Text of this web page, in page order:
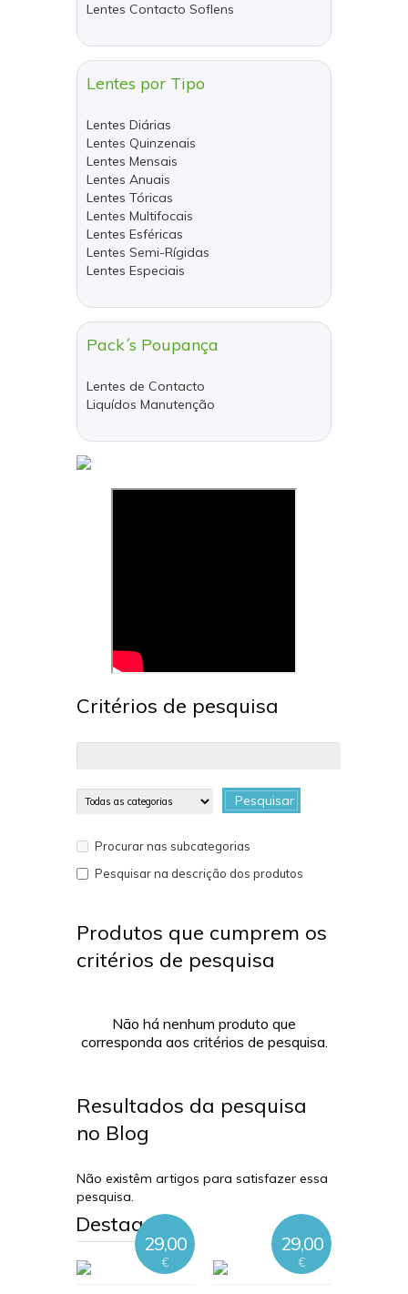
Lentes Contacto Soflens
Lentes por Tipo
Lentes Diárias
Lentes Quinzenais
Lentes Mensais
Lentes Anuais
Lentes Tóricas
Lentes Multifocais
Lentes Esféricas
Lentes Semi-Rígidas
Lentes Especiais
Pack´s Poupança
Lentes de Contacto
Liquídos Manutenção
Critérios de pesquisa
Pesquisar
Procurar nas subcategorias
Pesquisar na descrição dos produtos
Produtos que cumprem os
critérios de pesquisa
Não há nenhum produto que
corresponda aos critérios de pesquisa.
Resultados da pesquisa
no Blog
Não existêm artigos para satisfazer essa
pesquisa.
Destaques
29,00
€
29,00
€